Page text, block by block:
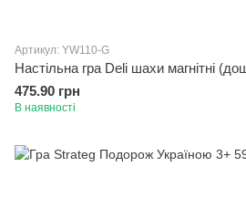
Артикул: YW110-G
Настільна гра Deli шахи магнітні
475.90 грн
В наявності